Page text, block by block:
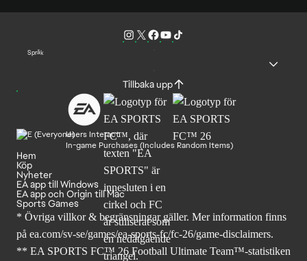
Språk
Tillbaka upp
Users Interact
In-game Purchases (Includes Random Items)
Hem
Köp
Nyheter
EA app till Windows
EA app och Origin till Mac
Sports Games
* Övriga villkor & begränsningar gäller. Merinformation finns
på ea.com/sv-se/games/ea-sports-fc/fc-26/game-disclaimers.
** EA SPORTS FC™ 26 Football Ultimate Team™-statistiken